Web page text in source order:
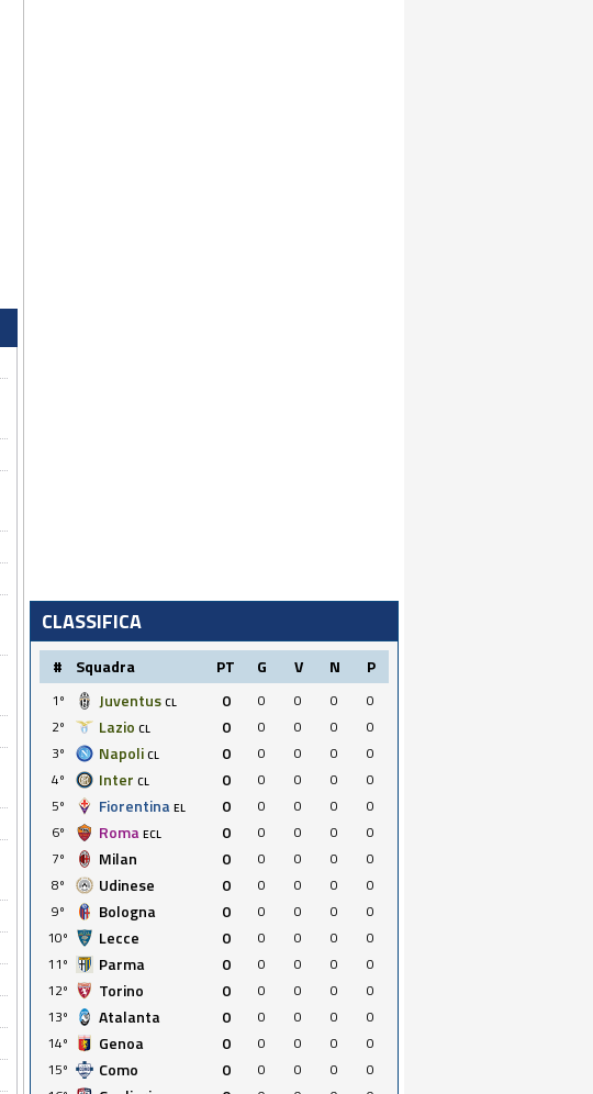
CLASSIFICA
# Squadra PT G V N P
1º Juventus CL 0 0 0 0
0
2º
Lazio CL 0 0 0 0
0
3º
Napoli CL 0 0 0 0
0
4º
Inter CL 0 0 0 0
0
5º
Fiorentina EL 0 0 0 0
0
6º
Roma ECL 0 0 0 0
0
7º
Milan 0 0 0 0
0
8º
Udinese 0 0 0 0
0
9º
Bologna 0 0 0 0
0
10º
Lecce 0 0 0 0
0
11º
Parma 0 0 0 0
0
12º
Torino 0 0 0 0
0
13º
Atalanta 0 0 0 0
0
14º
Genoa 0 0 0 0
0
15º
Como 0 0 0 0
0